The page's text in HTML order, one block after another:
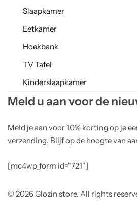
Slaapkamer
Eetkamer
Hoekbank
TV Tafel
Kinderslaapkamer
Meld u aan voor de
Meld je aan voor 10% korting op je
verzending. Blijf op de hoogte van
[mc4wp_form id="721"]
© 2026 Glozin store. All rights